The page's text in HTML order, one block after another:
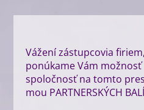
Váže­ní zástup­co­via firiem,
ponú­ka­me Vám
spo­loč­nosť na tom­to
mou PARTNERSKÝCH